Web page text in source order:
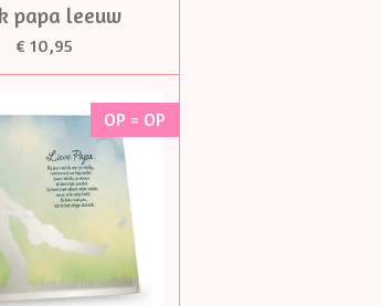
papa leeuw
€ 10,95
OP = OP